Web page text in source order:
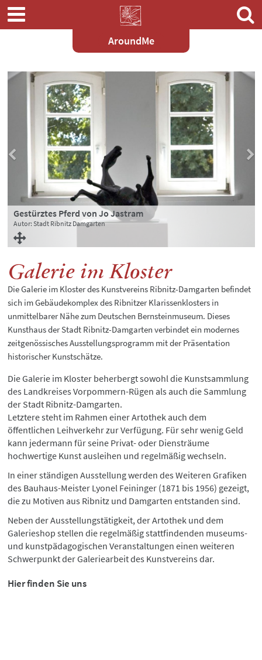
AroundMe
springen
Gestürztes Pferd von Jo Jastram
Autor: Stadt Ribnitz Damgarten
Galerie im Kloster
Autor: Stadt Ribnitz Damgarten
Galerie im Kloster
Die Galerie im Kloster des Kunstvereins Ribnitz-Damgarten befindet
sich im Gebäudekomplex des Ribnitzer Klarissenklosters in
unmittelbarer Nähe zum Deutschen Bernsteinmuseum. Dieses
Kunsthaus der Stadt Ribnitz-Damgarten verbindet ein modernes
zeitgenössisches Ausstellungsprogramm mit der Präsentation
historischer Kunstschätze.
Die Galerie im Kloster beherbergt sowohl die Kunstsammlung
des Landkreises Vorpommern-Rügen als auch die Sammlung
der Stadt Ribnitz-Damgarten.
Letztere steht im Rahmen einer Artothek auch dem
öffentlichen Leihverkehr zur Verfügung. Für sehr wenig Geld
kann jedermann für seine Privat- oder Diensträume
hochwertige Kunst ausleihen und regelmäßig wechseln.
In einer ständigen Ausstellung werden des Weiteren Grafiken
des Bauhaus-Meister Lyonel Feininger (1871 bis 1956) gezeigt,
die zu Motiven aus Ribnitz und Damgarten entstanden sind.
Neben der Ausstellungstätigkeit, der Artothek und dem
Galerieshop stellen die regelmäßig stattfindenden museums-
und kunstpädagogischen Veranstaltungen einen weiteren
Schwerpunkt der Galeriearbeit des Kunstvereins dar.
Hier finden Sie uns